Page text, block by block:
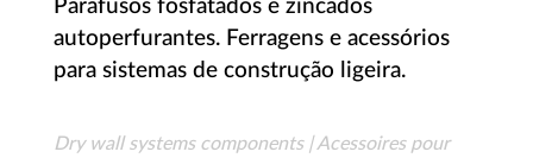
Parafusos fosfatados e zincados
autoperfurantes. Ferragens e acessórios
para sistemas de construção ligeira.
Dry wall systems components | Acessoires pour